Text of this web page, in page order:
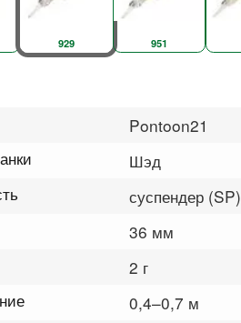
929 951
Pontoon21
Шэд
суспендер (SP)
36 мм
2 г
0,4–0,7 м